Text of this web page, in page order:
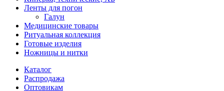
Ленты для погон
Галун
Медицинские товары
Ритуальная коллекция
Готовые изделия
Ножницы и нитки
Каталог
Распродажа
Оптовикам